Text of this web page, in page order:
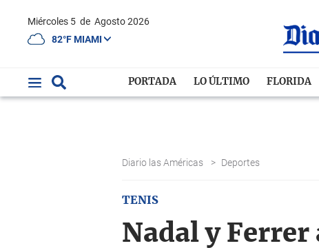
Miércoles 5 de Agosto 2026
82°F MIAMI
PORTADA LO ÚLTIMO FLORIDA
Diario las Américas > Deportes
TENIS
Nadal y Ferrer